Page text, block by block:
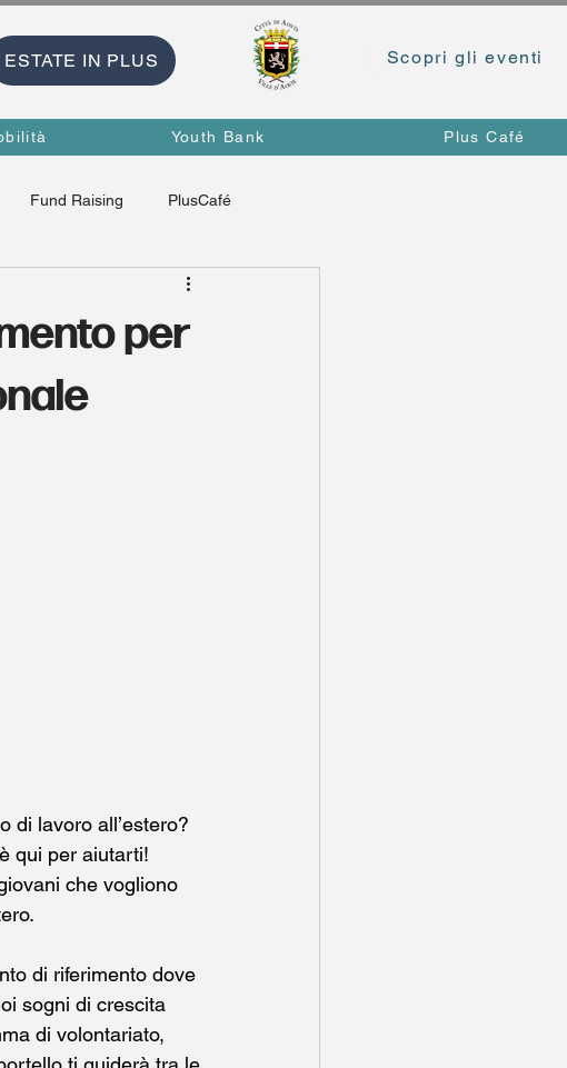
ESTATE IN PLUS Scopri gli eventi
Youth Bank Plus Café
Fund Raising PlusCafé
per
di lavoro all’estero?
è qui per aiutarti!
che vogliono
di riferimento dove
sogni di crescita
di volontariato,